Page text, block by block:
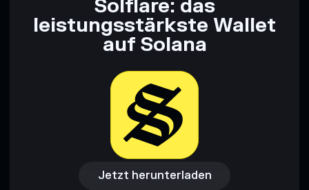
Solflare: das
leistungsstärkste Wallet
auf Solana
Jetzt herunterladen
Jetzt herunterladen
Zugriff auf die Wallet